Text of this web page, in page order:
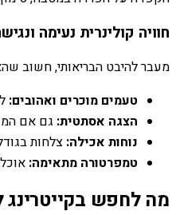
חוויה קולינרית נעימה
מעבר להיבט הבריאותי, חשוב
טעמים מוכרים ואהובים:
הצגה אסתטית: גם אם
נוחות אכילה: צלחות
טמפרטורה מתאימה:
מה לחפש בקייטרינג